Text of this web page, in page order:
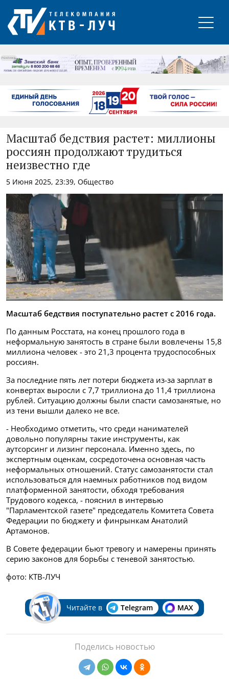
РЕКЛАМА
Масштаб бедствия растет: миллионы
россиян продолжают трудиться
неизвестно где
5 Июня 2025, 23:39, Общество
Масштаб бедствия поступательно растет с 2016 года.
По данным Росстата, на конец прошлого года в
неформальную занятость в стране были вовлечены 15,8
миллиона человек - это 21,3 процента трудоспособных
россиян.
За последние пять лет потери бюджета из-за зарплат в
конвертах выросли с 7,7 триллиона до 11,4 триллиона
рублей. Ситуацию должны были спасти самозанятые, но
из тени вышли далеко не все.
- Необходимо отметить, что среди нанимателей
довольно популярны такие инструменты, как
аутсорсинг и лизинг персонала. Именно здесь, по
экспертным оценкам, сосредоточена основная часть
неформальных отношений. Статус самозанятости стал
использоваться для наемных работников под видом
платформенной занятости, обходя требования
Трудового кодекса, - пояснил в интервью
"Парламентской газете" председатель Комитета Совета
Федерации по бюджету и финрынкам Анатолий
Артамонов.
В Совете федерации бьют тревогу и намерены принять
серию законов для борьбы с теневой занятостью.
фото: КТВ-ЛУЧ
Читайте в Telegram MAX
Поделись новостью